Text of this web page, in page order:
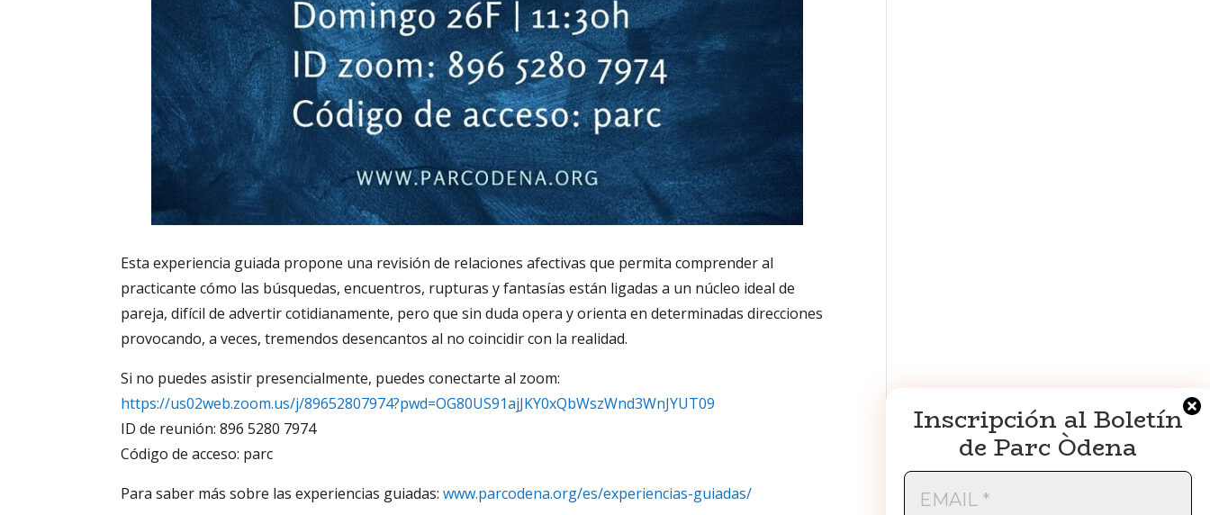
Esta experiencia guiada propone una revisión de relaciones afectivas que permita comprender al
practicante cómo las búsquedas, encuentros, rupturas y fantasías están ligadas a un núcleo ideal de
pareja, difícil de advertir cotidianamente, pero que sin duda opera y orienta en determinadas direcciones
provocando, a veces, tremendos desencantos al no coincidir con la realidad.
Si no puedes asistir presencialmente, puedes conectarte al zoom:
https://us02web.zoom.us/j/89652807974?pwd=OG80US91ajJKY0xQbWszWnd3WnJYUT09
ID de reunión: 896 5280 7974
Código de acceso: parc
Para saber más sobre las experiencias guiadas:www.parcodena.org/es/experiencias-guiadas/
Inscripción al Boletín
de Parc Òdena
EMAIL